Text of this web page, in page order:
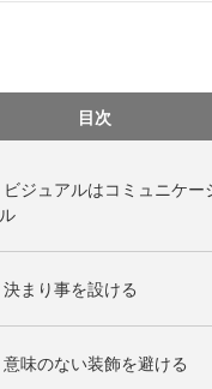
目次
ビジュアルはコミュニケー
ル
決まり事を設ける
意味のない装飾を避ける